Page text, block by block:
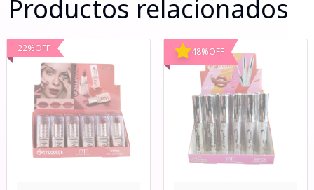
Productos relacionados
22%OFF 48%OFF